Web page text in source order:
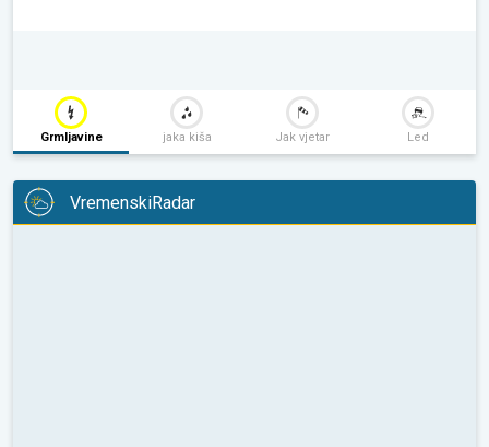
Grmljavine jaka kiša Jak vjetar Led
VremenskiRadar